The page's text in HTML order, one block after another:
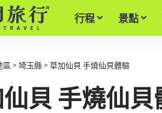
行程 景點
區 > 埼玉縣 > 草加仙貝 手燒仙貝體驗
貝 手燒仙貝